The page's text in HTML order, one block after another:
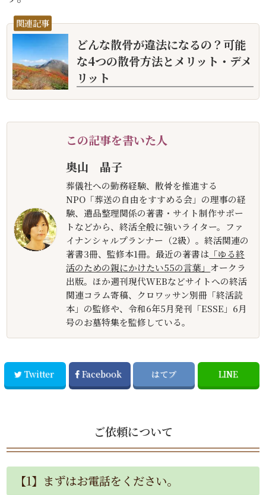
関連記事
どんな散骨が違法になるの？可能
な4つの散骨方法とメリット・デメ
リット
この記事を書いた人
奥山 晶子
葬儀社への勤務経験、散骨を推進する
NPO「葬送の自由をすすめる会」の理事の経
験、遺品整理関係の著書・サイト制作サポー
トなどから、終活全般に強いライター。ファ
イナンシャルプランナー（2級）。終活関連の
著書3冊、監修本1冊。最近の著書は 「ゆる終
活のための親にかけたい55の言葉」 オークラ
出版。ほか週刊現代WEBなどサイトへの終活
関連コラム寄稿、クロワッサン別冊「終活読
本」の監修や、令和6年5月発刊「ESSE」6月
号のお墓特集を監修している。
Twitter Facebook はてブ LINE
ご依頼について
【1】まずはお電話をください。